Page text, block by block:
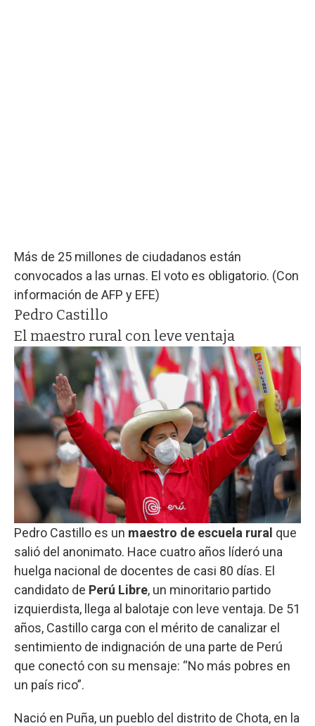
Más de 25 millones de ciudadanos están
convocados a las urnas. El voto es obligatorio. (Con
información de AFP y EFE)
Pedro Castillo
El maestro rural con leve ventaja
Pedro Castillo es un maestro de escuela rural que
salió del anonimato. Hace cuatro años líderó una
huelga nacional de docentes de casi 80 días. El
candidato de Perú Libre, un minoritario partido
izquierdista, llega al balotaje con leve ventaja. De 51
años, Castillo carga con el mérito de canalizar el
sentimiento de indignación de una parte de Perú
que conectó con su mensaje: “No más pobres en
un país rico”.
Nació en Puña, un pueblo del distrito de Chota, en la